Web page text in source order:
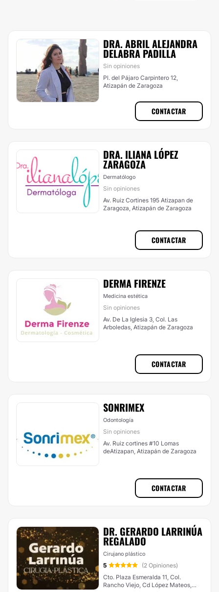
DRA. ABRIL ALEJANDRA
DELABRA PADILLA
Sin opiniones
Pl. del Pájaro Carpintero 12,
Atizapán de Zaragoza
CONTACTAR
DRA. ILIANA LÓPEZ
ZARAGOZA
Dermatólogo
Sin opiniones
Av. Ruiz Cortines 195 Atizapan de
Zaragoza, Atizapán de Zaragoza
CONTACTAR
DERMA FIRENZE
Medicina estética
Sin opiniones
Av. De La Iglesia 3, Col. Las
Arboledas, Atizapán de Zaragoza
CONTACTAR
SONRIMEX
Odontología
Sin opiniones
Av. Ruiz cortines #10 Lomas
deAtizapan, Atizapán de Zaragoza
CONTACTAR
DR. GERARDO LARRINÚA
REGALADO
Cirujano plástico
5
(2 Opiniones)
Cto. Plaza Esmeralda 11, Col.
Rancho Viejo, Cd López Mateos,